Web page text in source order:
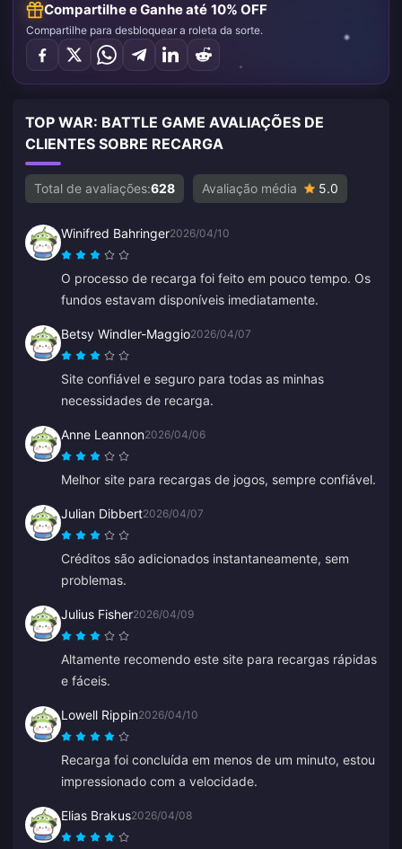
Compartilhe e Ganhe até 10% OFF
Compartilhe para desbloquear a roleta da sorte.
TOP WAR: BATTLE GAME AVALIAÇÕES DE
CLIENTES SOBRE RECARGA
Total de avaliações:628 Avaliação média 5.0
Winifred Bahringer2026/04/10
O processo de recarga foi feito em pouco tempo. Os
fundos estavam disponíveis imediatamente.
Betsy Windler-Maggio2026/04/07
Site confiável e seguro para todas as minhas
necessidades de recarga.
Anne Leannon2026/04/06
Melhor site para recargas de jogos, sempre confiável.
Julian Dibbert2026/04/07
Créditos são adicionados instantaneamente, sem
problemas.
Julius Fisher2026/04/09
Altamente recomendo este site para recargas rápidas
e fáceis.
Lowell Rippin2026/04/10
Recarga foi concluída em menos de um minuto, estou
impressionado com a velocidade.
Elias Brakus2026/04/08